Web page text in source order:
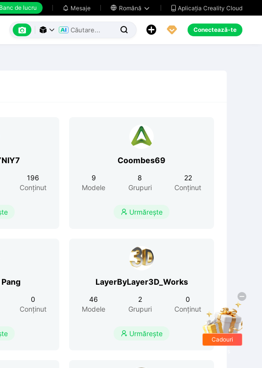
Banc de lucru  Mesaje  Română   Aplicația Creality Cloud
      Conectează-te
196
Conținut
Coombes69
9
Modele
8
Grupuri
22
Conținut
 Urmărește
Pang
0
Conținut
LayerByLayer3D_Works
46
Modele
2
Grupuri
0
Conținut
 Urmărește
Cadouri